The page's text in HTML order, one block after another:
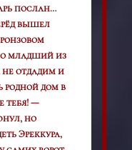
послан…
вышел
младший из
отдадим и
родной дом в
тебя! —
но
Эреккура,